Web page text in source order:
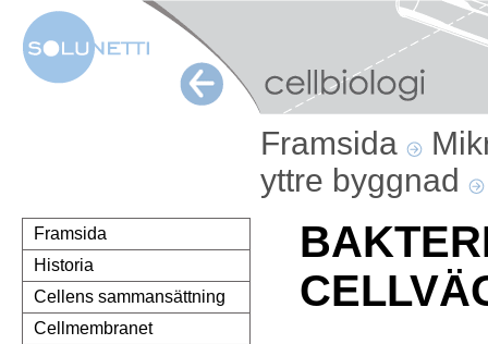
Framsida
yttre byggnad
Framsida
Historia
Cellens sammansättning
Cellmembranet